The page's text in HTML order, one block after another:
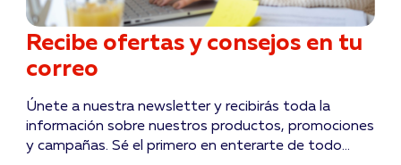
Recibe ofertas y consejos en tu
correo
Únete a nuestra newsletter y recibirás toda la
información sobre nuestros productos, promociones
y campañas. Sé el primero en enterarte de todo...